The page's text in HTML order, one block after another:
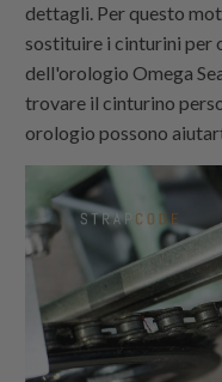
dettagli. Per questo
sostituire i cinturini per
dell'orologio Omega
trovare il cinturino
orologio possono